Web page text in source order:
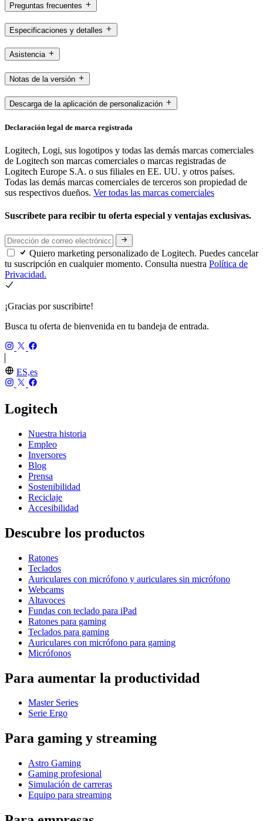
Preguntas frecuentes
Especificaciones y detalles
Asistencia
Notas de la versión
Descarga de la aplicación de personalización
Declaración legal de marca registrada
Logitech, Logi, sus logotipos y todas las demás marcas comerciales
de Logitech son marcas comerciales o marcas registradas de
Logitech Europe S.A. o sus filiales en EE. UU. y otros países.
Todas las demás marcas comerciales de terceros son propiedad de
sus respectivos dueños. Ver todas las marcas comerciales
Suscríbete para recibir tu oferta especial y ventajas exclusivas.
Quiero marketing personalizado de Logitech. Puedes cancelar
tu suscripción en cualquier momento. Consulta nuestra Política de
Privacidad.
¡Gracias por suscribirte!
Busca tu oferta de bienvenida en tu bandeja de entrada.
ES,es
Logitech
Nuestra historia
Empleo
Inversores
Blog
Prensa
Sostenibilidad
Reciclaje
Accesibilidad
Descubre los productos
Ratones
Teclados
Auriculares con micrófono y auriculares sin micrófono
Webcams
Altavoces
Fundas con teclado para iPad
Ratones para gaming
Teclados para gaming
Auriculares con micrófono para gaming
Micrófonos
Para aumentar la productividad
Master Series
Serie Ergo
Para gaming y streaming
Astro Gaming
Gaming profesional
Simulación de carreras
Equipo para streaming